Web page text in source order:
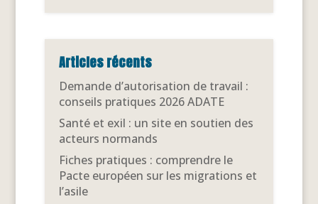
Articles récents
Demande d’autorisation de travail :
conseils pratiques 2026 ADATE
Santé et exil : un site en soutien des
acteurs normands
Fiches pratiques : comprendre le
Pacte européen sur les migrations et
l’asile